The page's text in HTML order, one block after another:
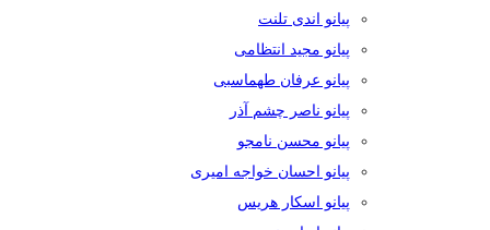
پیانو اندی تلنت
پیانو مجید انتظامی
پیانو عرفان طهماسبی
پیانو ناصر چشم آذر
پیانو محسن نامجو
پیانو احسان خواجه امیری
پیانو اسکار هریس